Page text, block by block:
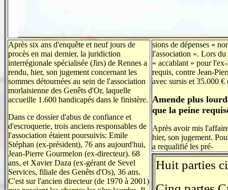
Après six ans d'enquête et neuf jours de
procès en mai dernier, la juridiction
interrégionale spécialisée (Jirs) de Rennes a
rendu, hier, son jugement concernant les
sommes détournées au sein de l'association
morlaisienne des Genêts d'Or, laquelle
accueille 1.600 handicapés dans le finistère.
Dans ce dossier d'abus de confiance et
d'escroquerie, trois anciens responsables de
l'association étaient poursuivis: Emile
Stéphan (ex-président), 76 ans aujourd'hui,
Jean-Pierre Gourmelon (ex-directeur). 68
ans, et Xavier Daza (ex-gérant de Sevel
Services, filiale des Genêts d'Os), 36 ans.
C'est sur l'ancien directeur (de 1970 à 2001)
sions de dépenses «
l'associa­tion ». Lors
« accablant » pour
requis, contre Jean-
avec sursis et 35.000 €
Amende plus
que la peine
Après avoir mis
hier, son jugement.
a requalifié les pré-
Huit parties